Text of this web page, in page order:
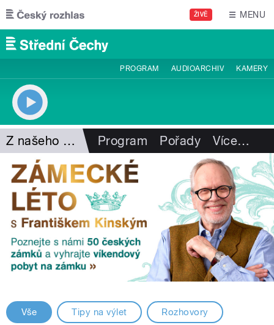
Přejít k hlavnímu obsahu
ŽIVĚ MENU
PROGRAM AUDIOARCHIV KAMERY
Z našeho vysílání Program Pořady Více…
Vše Tipy na výlet Rozhovory